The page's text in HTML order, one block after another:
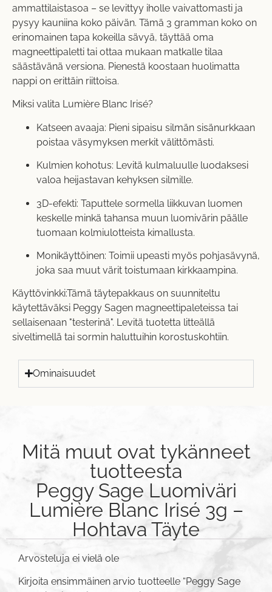
ammattilaistasoa – se levittyy iholle vaivattomasti ja
pysyy kauniina koko päivän. Tämä 3 gramman koko on
erinomainen tapa kokeilla sävyä, täyttää oma
magneettipaletti tai ottaa mukaan matkalle tilaa
säästävänä versiona. Pienestä koostaan huolimatta
nappi on erittäin riittoisa.
Miksi valita Lumière Blanc Irisé?
Katseen avaaja: Pieni sipaisu silmän sisänurkkaan
poistaa väsymyksen merkit välittömästi.
Kulmien kohotus: Levitä kulmaluulle luodaksesi
valoa heijastavan kehyksen silmille.
3D-efekti: Taputtele sormella liikkuvan luomen
keskelle minkä tahansa muun luomivärin päälle
tuomaan kolmiulotteista kimallusta.
Monikäyttöinen: Toimii upeasti myös pohjasävynä,
joka saa muut värit toistumaan kirkkaampina.
Käyttövinkki:Tämä täytepakkaus on suunniteltu
käytettäväksi Peggy Sagen magneettipaleteissa tai
sellaisenaan "testerinä". Levitä tuotetta litteällä
siveltimellä tai sormin haluttuihin korostuskohtiin.
Ominaisuudet
Mitä muut ovat tykänneet
tuotteesta
Peggy Sage Luomiväri
Lumière Blanc Irisé 3g –
Hohtava Täyte
Arvosteluja ei vielä ole
Kirjoita ensimmäinen arvio tuotteelle “Peggy Sage